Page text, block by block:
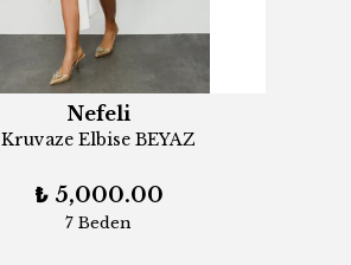
Nefeli
Kruvaze Elbise BEYAZ
₺ 5,000.00
7 Beden